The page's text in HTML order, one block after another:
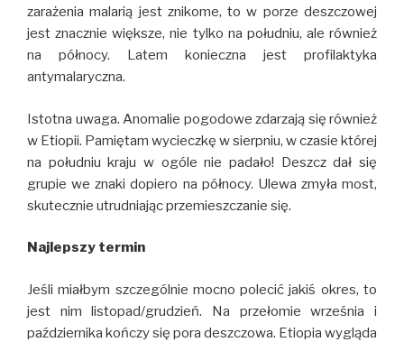
zarażenia malarią jest znikome, to w porze deszczowej
jest znacznie większe, nie tylko na południu, ale również
na północy. Latem konieczna jest profilaktyka
antymalaryczna.
Istotna uwaga. Anomalie pogodowe zdarzają się również
w Etiopii. Pamiętam wycieczkę w sierpniu, w czasie której
na południu kraju w ogóle nie padało! Deszcz dał się
grupie we znaki dopiero na północy. Ulewa zmyła most,
skutecznie utrudniając przemieszczanie się.
Najlepszy termin
Jeśli miałbym szczególnie mocno polecić jakiś okres, to
jest nim listopad/grudzień. Na przełomie września i
października kończy się pora deszczowa. Etiopia wygląda